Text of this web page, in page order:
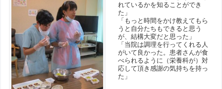
れているかを知ることができ
た」
「もっと時間をかけ教えてもら
うと自分たちもできると思う
が、結構大変だと思った」
「当院は調理を行ってくれる人
がいて良かった。患者さんが食
べられるように（栄養科が）対
応して頂き感謝の気持ちを持っ
た」